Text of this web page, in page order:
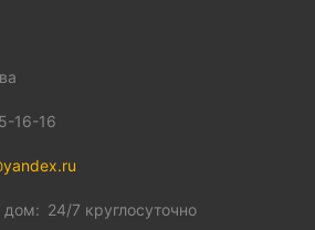
16-16
дом 24/7 круглосуточно